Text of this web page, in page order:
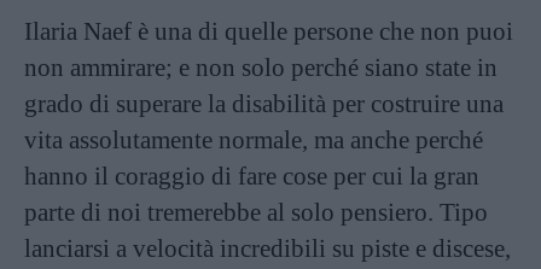
Ilaria Naef è una di quelle persone che non puoi
non ammirare; e non solo perché siano state in
grado di superare la disabilità per costruire una
vita assolutamente normale, ma anche perché
hanno il coraggio di fare cose per cui la gran
parte di noi tremerebbe al solo pensiero. Tipo
lanciarsi a velocità incredibili su piste e discese,